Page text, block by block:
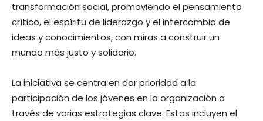
transformación social, promoviendo el pensamiento
crítico, el espíritu de liderazgo y el intercambio de
ideas y conocimientos, con miras a construir un
mundo más justo y solidario.
La iniciativa se centra en dar prioridad a la
participación de los jóvenes en la organización a
través de varias estrategias clave. Estas incluyen el